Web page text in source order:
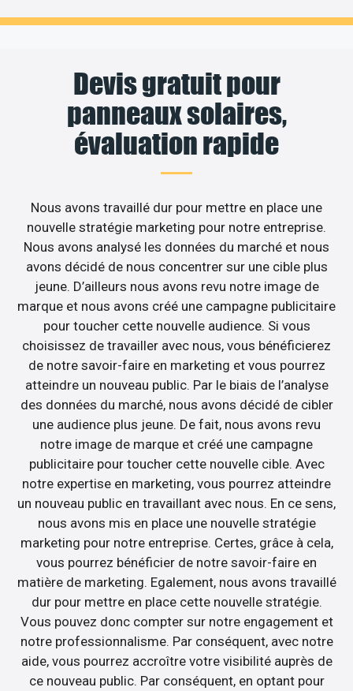
Devis gratuit pour
panneaux solaires,
évaluation rapide
Nous avons travaillé dur pour mettre en place une
nouvelle stratégie marketing pour notre entreprise.
Nous avons analysé les données du marché et nous
avons décidé de nous concentrer sur une cible plus
jeune. D’ailleurs nous avons revu notre image de
marque et nous avons créé une campagne publicitaire
pour toucher cette nouvelle audience. Si vous
choisissez de travailler avec nous, vous bénéficierez
de notre savoir-faire en marketing et vous pourrez
atteindre un nouveau public. Par le biais de l’analyse
des données du marché, nous avons décidé de cibler
une audience plus jeune. De fait, nous avons revu
notre image de marque et créé une campagne
publicitaire pour toucher cette nouvelle cible. Avec
notre expertise en marketing, vous pourrez atteindre
un nouveau public en travaillant avec nous. En ce sens,
nous avons mis en place une nouvelle stratégie
marketing pour notre entreprise. Certes, grâce à cela,
vous pourrez bénéficier de notre savoir-faire en
matière de marketing. Egalement, nous avons travaillé
dur pour mettre en place cette nouvelle stratégie.
Vous pouvez donc compter sur notre engagement et
notre professionnalisme. Par conséquent, avec notre
aide, vous pourrez accroître votre visibilité auprès de
ce nouveau public. Par conséquent, en optant pour